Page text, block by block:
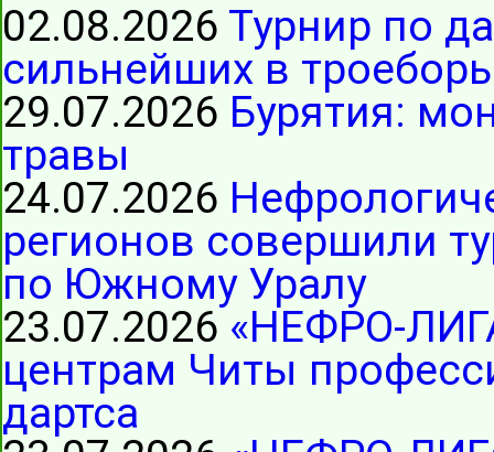
02.08.2026 Турнир по
сильнейших в
29.07.2026 Бурятия:
травы
24.07.2026
регионов совершили
по Южному Уралу
23.07.2026 «НЕФРО-
центрам Читы
дартса